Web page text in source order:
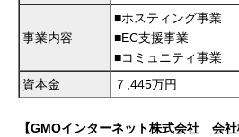
事業内容
■ホスティング事業
■EC支援事業
■コミュニティ事業
資本金
７,445万円
【GMOインターネット株式会社 会社